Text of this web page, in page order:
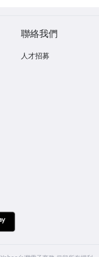
聯絡我們
人才招募